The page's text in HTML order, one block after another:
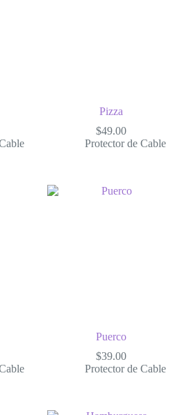
Pizza
$49.00
Protector de Cable
Puerco
$39.00
Protector de Cable